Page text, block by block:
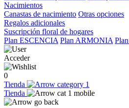
Nacimientos
Canastas de nacimiento Otras opciones
Regalos adicionales
Suscripción floral de hogares
Plan ESCENCIA Plan ARMONIA
Acceder
0
Tienda
Tienda